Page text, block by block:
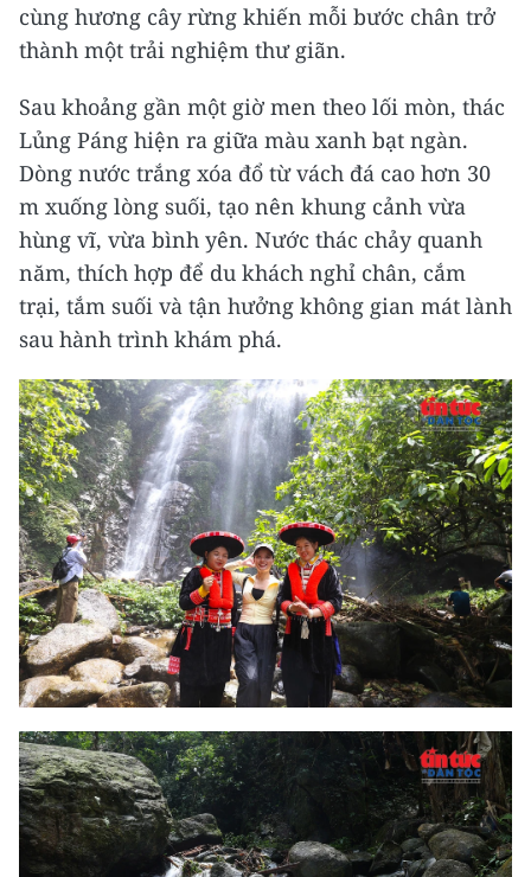
cùng hương cây rừng khiến mỗi bước chân trở
thành một trải nghiệm thư giãn.
Sau khoảng gần một giờ men theo lối mòn, thác
Lủng Páng hiện ra giữa màu xanh bạt ngàn.
Dòng nước trắng xóa đổ từ vách đá cao hơn 30
m xuống lòng suối, tạo nên khung cảnh vừa
hùng vĩ, vừa bình yên. Nước thác chảy quanh
năm, thích hợp để du khách nghỉ chân, cắm
trại, tắm suối và tận hưởng không gian mát lành
sau hành trình khám phá.